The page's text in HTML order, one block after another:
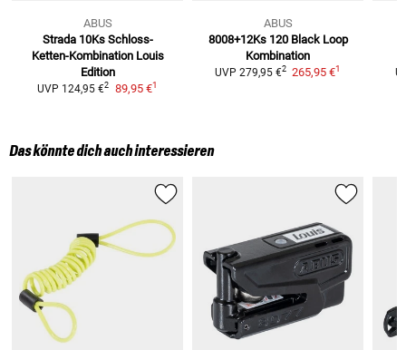
ABUS
Strada 10Ks Schloss-
Ketten-Kombination Louis
Edition
UVP 124,95 €2 89,95 €1
ABUS
8008+12Ks 120 Black Loop
Kombination
UVP 279,95 €2 265,95 €1
Das könnte dich auch interessieren